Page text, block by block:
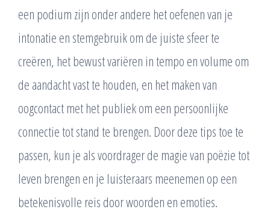
een podium zijn onder andere het oefenen van je
intonatie en stemgebruik om de juiste sfeer te
creëren, het bewust variëren in tempo en volume om
de aandacht vast te houden, en het maken van
oogcontact met het publiek om een persoonlijke
connectie tot stand te brengen. Door deze tips toe te
passen, kun je als voordrager de magie van poëzie tot
leven brengen en je luisteraars meenemen op een
betekenisvolle reis door woorden en emoties.